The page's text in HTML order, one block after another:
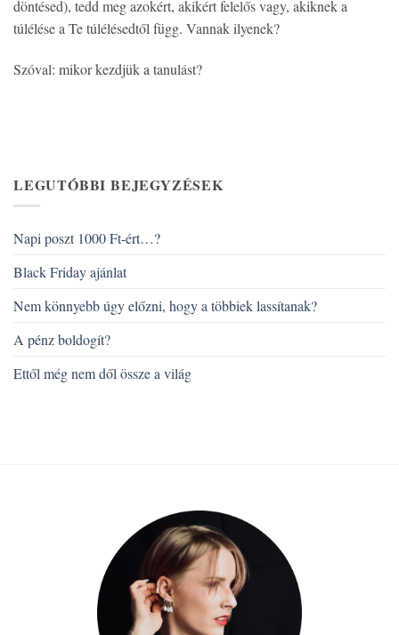
döntésed), tedd meg azokért, akikért felelős vagy, akiknek a
túlélése a Te túlélésedtől függ. Vannak ilyenek?
Szóval: mikor kezdjük a tanulást?
LEGUTÓBBI BEJEGYZÉSEK
Napi poszt 1000 Ft-ért…?
Black Friday ajánlat
Nem könnyebb úgy előzni, hogy a többiek lassítanak?
A pénz boldogít?
Ettől még nem dől össze a világ